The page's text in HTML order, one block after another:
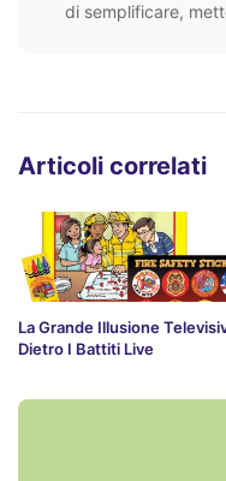
di semplificare,
Articoli correlati
La Grande Illusione
Dietro I Battiti Live